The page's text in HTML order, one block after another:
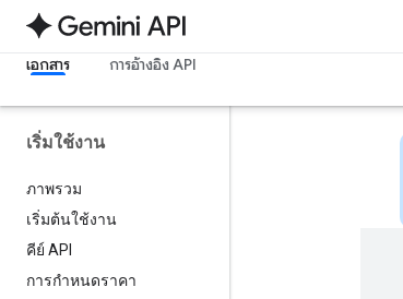
เอกสาร การอ้างอิง API
เริ่มใช้งาน
ภาพรวม
เริ่มต้นใช้งาน
คีย์ API
การกำหนดราคา